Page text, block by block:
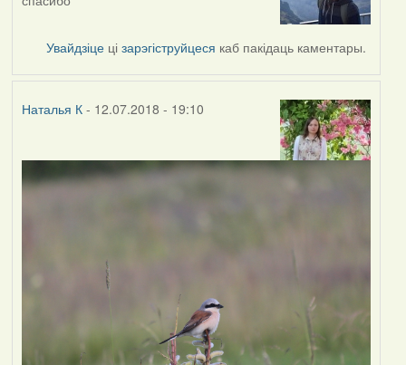
Увайдзіце цізарэгіструйцеся каб пакідаць каментары.
Наталья К- 12.07.2018 - 19:10